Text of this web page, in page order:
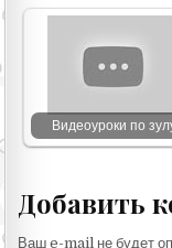
Видеоуроки по
Добавить
Ваш e-mail не будет